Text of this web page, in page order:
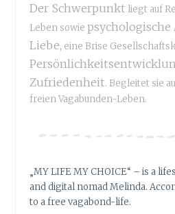
Der Schwerpunkt liegt auf
Leben sowiepsychologische
Liebe, eine Brise
Zufriedenheit. Begleitet sie
freien Vagabunden-Leben.
„MY LIFE MY CHOICE“ – is a
and digital nomad Melinda.
to a free vagabond-life.